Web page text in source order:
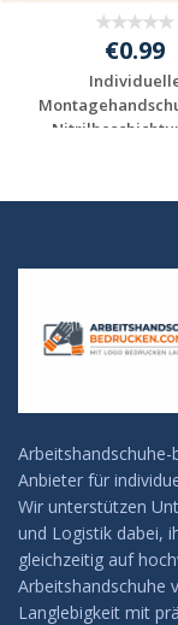
€0.99
Anbieter für
Wir unterstützen
und Logistik dabei,
gleichzeitig auf
Arbeitshandschuhe
Langlebigkeit mit